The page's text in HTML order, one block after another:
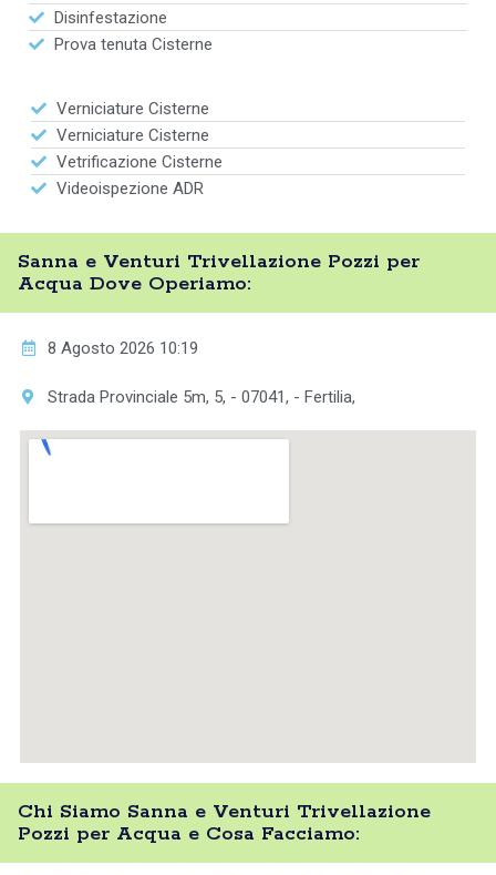
Disinfestazione
Prova tenuta Cisterne
Verniciature Cisterne
Verniciature Cisterne
Vetrificazione Cisterne
Videoispezione ADR
Sanna e Venturi Trivellazione Pozzi per
Acqua Dove Operiamo:
8 Agosto 2026 10:19
Strada Provinciale 5m, 5, - 07041, - Fertilia,
Chi Siamo Sanna e Venturi Trivellazione
Pozzi per Acqua e Cosa Facciamo: